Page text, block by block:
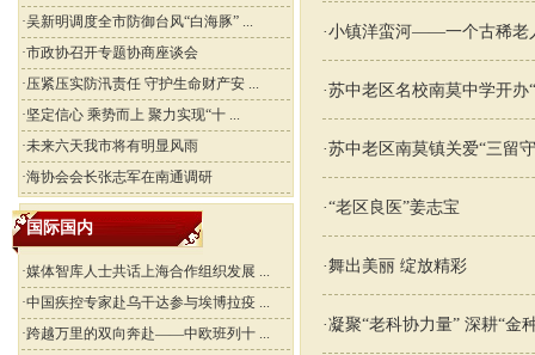
·吴新明调度全市防御台风“白海豚” ...
·市政协召开专题协商座谈会
·压紧压实防汛责任 守护生命财产安 ...
·坚定信心 乘势而上 聚力实现“十 ...
·未来六天我市将有明显风雨
·海协会会长张志军在南通调研
国际国内
·媒体智库人士共话上海合作组织发展 ...
·中国疾控专家赴乌干达参与埃博拉疫 ...
·跨越万里的双向奔赴——中欧班列十 ...
·小镇洋蛮河——一个古稀老
·苏中老区名校南莫中学开办
·苏中老区南莫镇关爱“三留
·“老区良医”姜志宝
·舞出美丽 绽放精彩
·凝聚“老科协力量” 深耕“